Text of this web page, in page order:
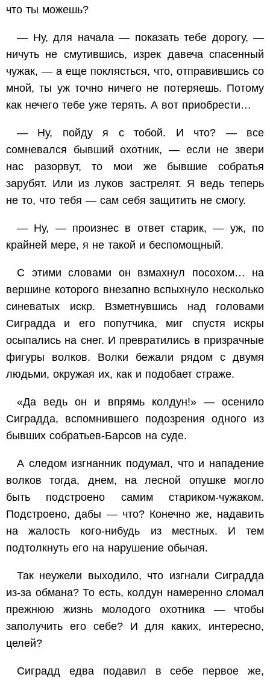
что ты можешь?
— Ну, для начала — показать тебе дорогу, —
ничуть не смутившись, изрек давеча спасенный
чужак, — а еще поклясться, что, отправившись со
мной, ты уж точно ничего не потеряешь. Потому
как нечего тебе уже терять. А вот приобрести…
— Ну, пойду я с тобой. И что? — все
сомневался бывший охотник, — если не звери
нас разорвут, то мои же бывшие собратья
зарубят. Или из луков застрелят. Я ведь теперь
не то, что тебя — сам себя защитить не смогу.
— Ну, — произнес в ответ старик, — уж, по
крайней мере, я не такой и беспомощный.
С этими словами он взмахнул посохом… на
вершине которого внезапно вспыхнуло несколько
синеватых искр. Взметнувшись над головами
Сиградда и его попутчика, миг спустя искры
осыпались на снег. И превратились в призрачные
фигуры волков. Волки бежали рядом с двумя
людьми, окружая их, как и подобает страже.
«Да ведь он и впрямь колдун!» — осенило
Сиградда, вспомнившего подозрения одного из
бывших собратьев-Барсов на суде.
А следом изгнанник подумал, что и нападение
волков тогда, днем, на лесной опушке могло
быть подстроено самим стариком-чужаком.
Подстроено, дабы — что? Конечно же, надавить
на жалость кого-нибудь из местных. И тем
подтолкнуть его на нарушение обычая.
Так неужели выходило, что изгнали Сиградда
из-за обмана? То есть, колдун намеренно сломал
прежнюю жизнь молодого охотника — чтобы
заполучить его себе? И для каких, интересно,
целей?
Сиградд едва подавил в себе первое же,